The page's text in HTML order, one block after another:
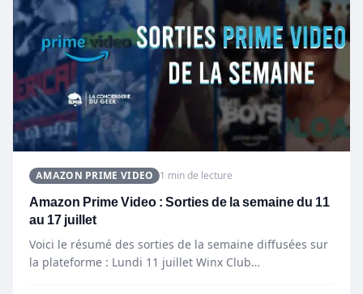
AMAZON PRIME VIDEO 1 min de lecture
Amazon Prime Video : Sorties de la semaine du 11
au 17 juillet
Voici le résumé des sorties de la semaine diffusées sur
la plateforme : Lundi 11 juillet Winx Club…